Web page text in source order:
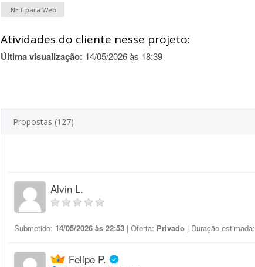
.NET para Web
Atividades do cliente nesse projeto:
Última visualização: 14/05/2026 às 18:39
Propostas (127)
Alvin L.
Submetido: 14/05/2026 às 22:53 | Oferta: Privado | Duração estimada:
Felipe P.